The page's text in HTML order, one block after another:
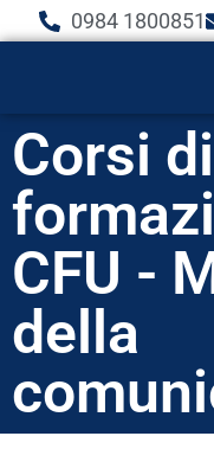
0984 1800851
Corsi di
CFU -
della